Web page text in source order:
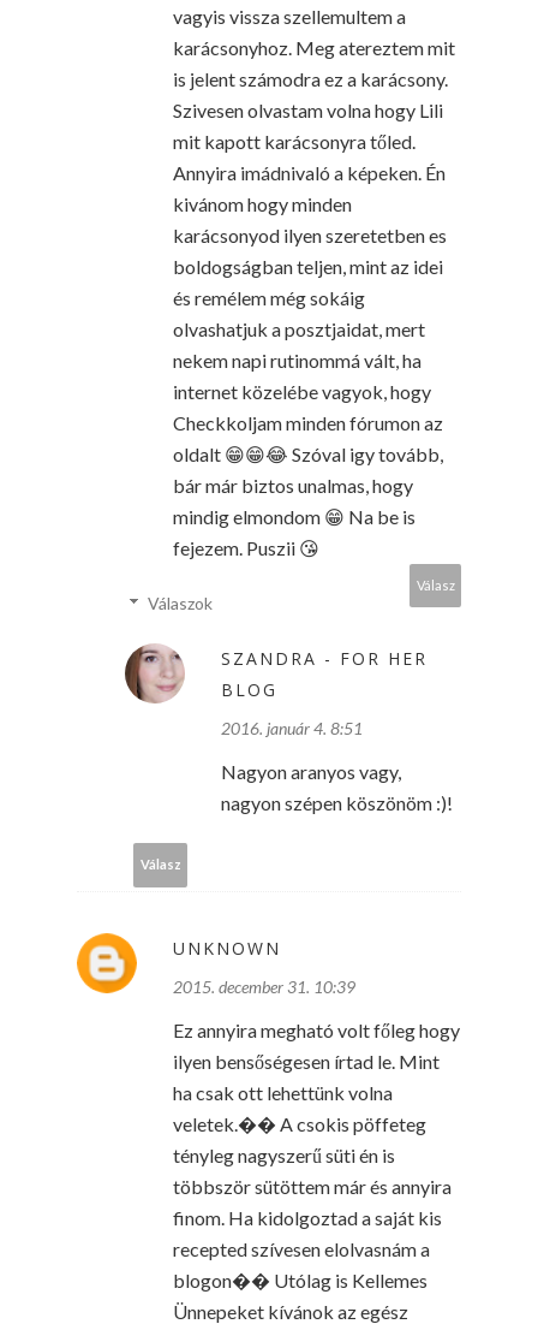
vagyis vissza szellemultem a
karácsonyhoz. Meg atereztem mit
is jelent számodra ez a karácsony.
Szivesen olvastam volna hogy Lili
mit kapott karácsonyra tőled.
Annyira imádnivaló a képeken. Én
kivánom hogy minden
karácsonyod ilyen szeretetben es
boldogságban teljen, mint az idei
és remélem még sokáig
olvashatjuk a posztjaidat, mert
nekem napi rutinommá vált, ha
internet közelébe vagyok, hogy
Checkkoljam minden fórumon az
oldalt 😁😁😂 Szóval igy tovább,
bár már biztos unalmas, hogy
mindig elmondom 😁 Na be is
fejezem. Puszii 😘
Válasz
Válaszok
SZANDRA - FOR HER
BLOG
2016. január 4. 8:51
Nagyon aranyos vagy,
nagyon szépen köszönöm :)!
Válasz
UNKNOWN
2015. december 31. 10:39
Ez annyira megható volt főleg hogy
ilyen bensőségesen írtad le. Mint
ha csak ott lehettünk volna
veletek.�� A csokis pöffeteg
tényleg nagyszerű süti én is
többször sütöttem már és annyira
finom. Ha kidolgoztad a saját kis
recepted szívesen elolvasnám a
blogon�� Utólag is Kellemes
Ünnepeket kívánok az egész